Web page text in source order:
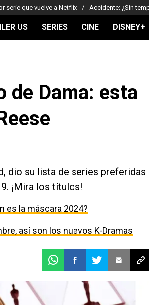
serie que vuelve a Netflix Accidente: ¿Sin
US SERIES CINE DISNEY+
de Dama: esta
dio su lista de series preferidas
¡Mira los títulos!
es la máscara 2024?
así son los nuevos K-Dramas